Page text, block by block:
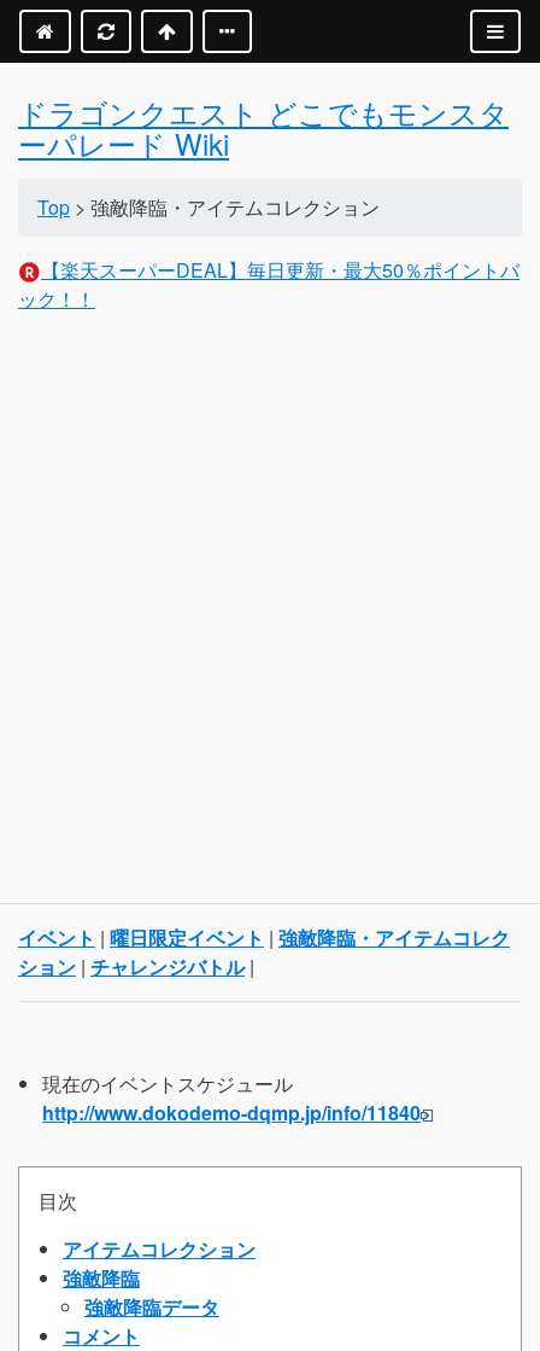
ドラゴンクエスト どこでもモンスタ
ーパレード Wiki
Top > 強敵降臨・アイテムコレクション
【楽天スーパーDEAL】毎日更新・最大50％ポイントバ
ック！！
イベント | 曜日限定イベント | 強敵降臨・アイテムコレク
ション | チャレンジバトル|
現在のイベントスケジュール
http://www.dokodemo-dqmp.jp/info/11840
目次
アイテムコレクション
強敵降臨
強敵降臨データ
コメント